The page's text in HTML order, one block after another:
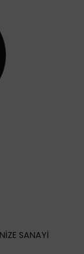
SANAYİ